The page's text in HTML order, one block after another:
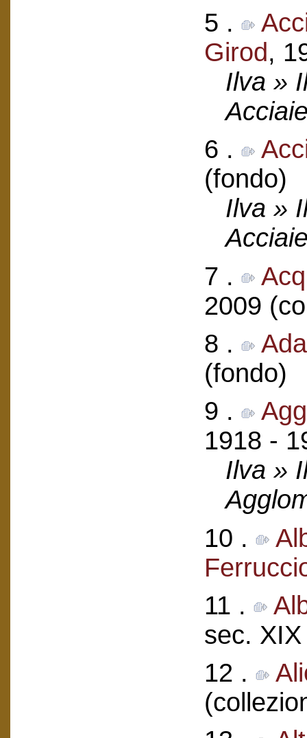
5 .
Girod,
Ilva »
6 .
(fondo)
Ilva »
7 .
2009
8 .
(fondo)
9 .
1918 -
Ilva »
10 .
11 .
sec.
12 .